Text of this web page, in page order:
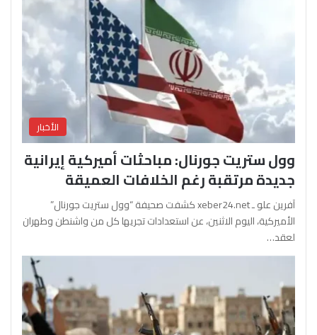
الأخبار
وول ستريت جورنال: مباحثات أميركية إيرانية
جديدة مرتقبة رغم الخلافات العميقة
آفرين علو ـ xeber24.net كشفت صحيفة “وول ستريت جورنال”
الأميركية، اليوم الاثنين، عن استعدادات تجريها كل من واشنطن وطهران
لعقد…